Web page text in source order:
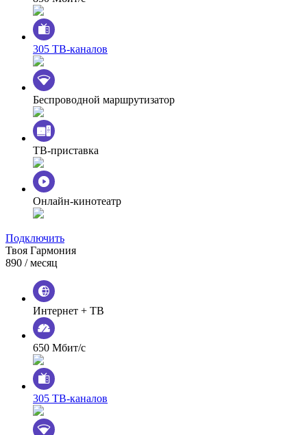
305 ТВ-каналов
Беспроводной маршрутизатор
ТВ-приставка
Онлайн-кинотеатр
Подключить
Твоя Гармония
890 / месяц
Интернет + ТВ
650 Мбит/с
305 ТВ-каналов